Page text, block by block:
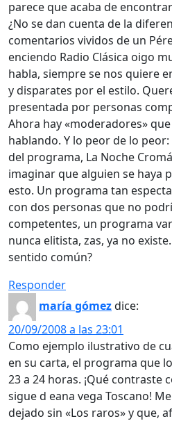
parece que acaba de
¿No se dan cuenta de la
comentarios vividos de un
enciendo Radio Clásica oigo
habla, siempre se nos quiere
y disparates por el estilo.
presentada por personas
Ahora hay «moderadores»
hablando. Y lo peor de lo
del programa, La Noche
imaginar que alguien se haya
esto. Un programa tan
con dos personas que no
competentes, un programa
nunca elitista, zas, ya no
sentido común?
Responder
maría gómezdice:
20/09/2008 a las 23:01
Como ejemplo ilustrativo de
en su carta, el programa que
23 a 24 horas. ¡Qué contraste
sigue d eana vega Toscano!
dejado sin «Los raros» y que,